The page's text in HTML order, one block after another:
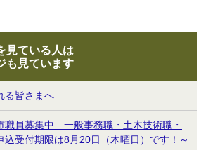
見ている人は
も見ています
る皆さまへ
職員募集中 一般事務職・土木技術職・
込受付期限は8月20日（木曜日）です！～